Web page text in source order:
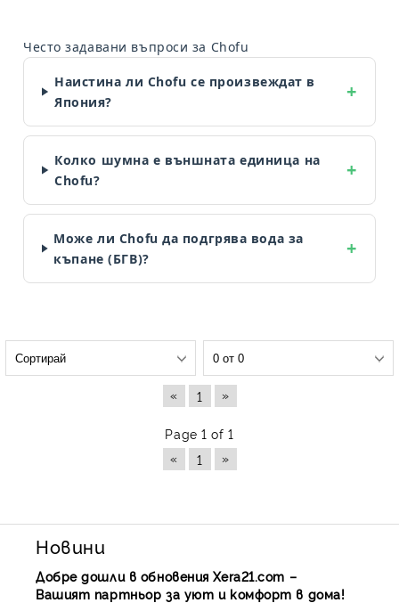
Често задавани въпроси за Chofu
Наистина ли Chofu се произвеждат в
Япония?
Колко шумна е външната единица на
Chofu?
Може ли Chofu да подгрява вода за
къпане (БГВ)?
« 1 »
Page 1 of 1
«
1 »
Новини
Добре дошли в обновения Xera21.com –
Вашият партньор за уют и комфорт в дома!